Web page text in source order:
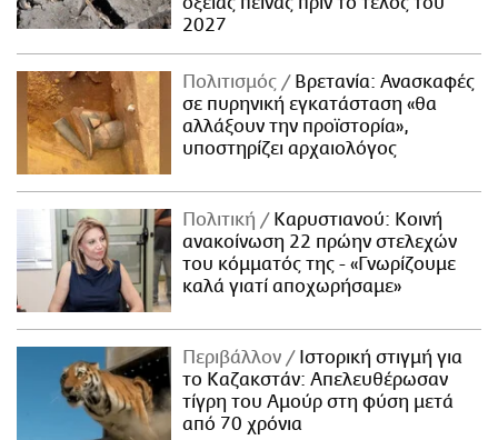
2027
Πολιτισμός
Βρετανία: Ανασκαφές
σε πυρηνική εγκατάσταση «θα
αλλάξουν την προϊστορία»,
υποστηρίζει αρχαιολόγος
Πολιτική
Καρυστιανού: Κοινή
ανακοίνωση 22 πρώην στελεχών
του κόμματός της - «Γνωρίζουμε
καλά γιατί αποχωρήσαμε»
Περιβάλλον
Ιστορική στιγμή για
το Καζακστάν: Απελευθέρωσαν
τίγρη του Αμούρ στη φύση μετά
από 70 χρόνια